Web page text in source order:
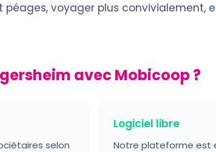
voyager plus convivialement,
avec Mobicoop ?
selon
Logiciel libre
Notre plateforme est